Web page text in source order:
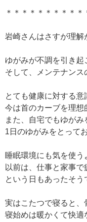
＊＊＊＊＊＊＊＊＊
岩崎さんはさすが理解
ゆがみが不調を引き起
そして、メンテナンス
とても健康に対する意
今は首のカーブを理想
また、自宅でもゆがみ
1日のゆがみをとって
睡眠環境にも気を使う
以前は、仕事と家事で
という日もあったそ
実はこたつで寝ると
寝始めは暖かくて快適